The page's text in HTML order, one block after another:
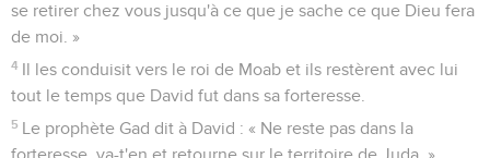
se retirer chez vous jusqu'à ce que je sache ce que Dieu fera
de moi. »
4 Il les conduisit vers le roi de Moab et ils restèrent avec lui
tout le temps que David fut dans sa forteresse.
5 Le prophète Gad dit à David : « Ne reste pas dans la
forteresse, va-t'en et retourne sur le territoire de Juda. »